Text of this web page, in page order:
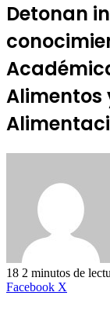
Detonan
Alimentos
18 2 minutos de
Facebook X